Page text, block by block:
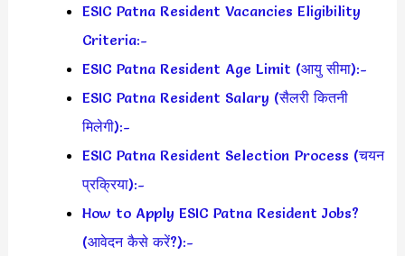
ESIC Patna Resident Vacancies Eligibility
Criteria:-
ESIC Patna Resident Age Limit (आयु सीमा):-
ESIC Patna Resident Salary (सैलरी कितनी
मिलेगी):-
ESIC Patna Resident Selection Process (चयन
प्रक्रिया):-
How to Apply ESIC Patna Resident Jobs?
(आवेदन कैसे करें?):-